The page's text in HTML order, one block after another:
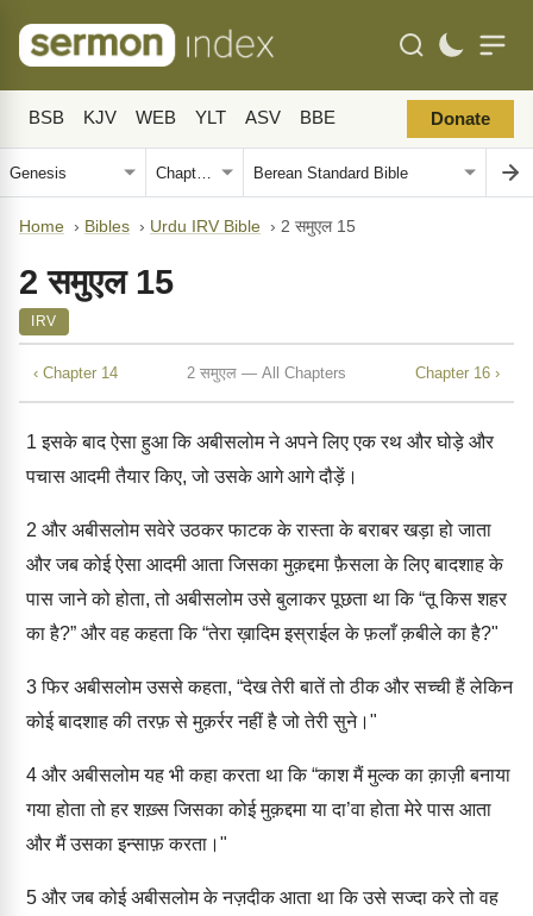
BSB KJV WEB YLT ASV BBE Donate
Home › Bibles › Urdu IRV Bible › 2 समुएल 15
2 समुएल 15
IRV
‹ Chapter 14 2 समुएल — All Chapters Chapter 16 ›
1 इसके बाद ऐसा हुआ कि अबीसलोम ने अपने लिए एक रथ और घोड़े और
पचास आदमी तैयार किए, जो उसके आगे आगे दौड़ें।
2 और अबीसलोम सवेरे उठकर फाटक के रास्ता के बराबर खड़ा हो जाता
और जब कोई ऐसा आदमी आता जिसका मुक़द्दमा फ़ैसला के लिए बादशाह के
पास जाने को होता, तो अबीसलोम उसे बुलाकर पूछता था कि “तू किस शहर
का है?” और वह कहता कि “तेरा ख़ादिम इस्राईल के फ़लाँ क़बीले का है?"
3फिर अबीसलोम उससे कहता, “देख तेरी बातें तो ठीक और सच्ची हैं लेकिन
कोई बादशाह की तरफ़ से मुक़र्रर नहीं है जो तेरी सुने।"
4 और अबीसलोम यह भी कहा करता था कि “काश मैं मुल्क का क़ाज़ी बनाया
गया होता तो हर शख़्स जिसका कोई मुक़द्दमा या दा’वा होता मेरे पास आता
और मैं उसका इन्साफ़ करता।"
5 और जब कोई अबीसलोम के नज़दीक आता था कि उसे सज्दा करे तो वह